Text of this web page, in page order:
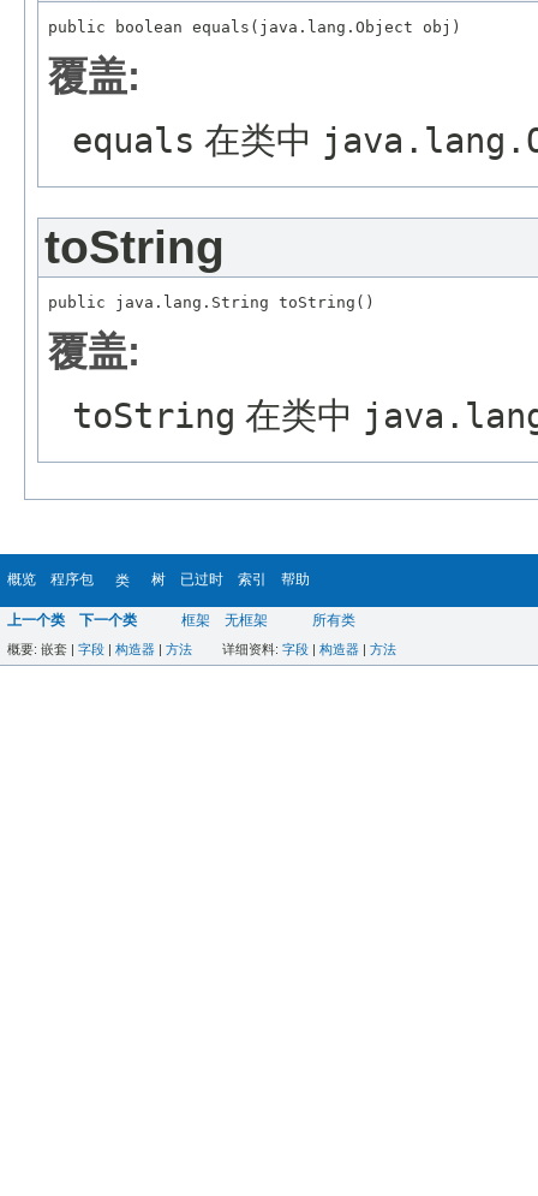
覆盖:
equals 在类中
toString
覆盖:
toString 在类中
概览 程序包 类 树 已过时 索引 帮助
上一个类 下一个类 框架 无框架 所有类
概要: 嵌套 | 字段 | 构造器 | 方法 详细资料: 字段 | 构造器 | 方法